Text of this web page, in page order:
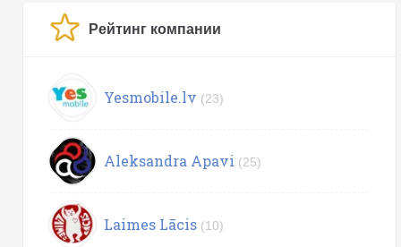
Рейтинг компании
Yesmobile.lv (23)
Aleksandra Apavi (25)
Laimes Lācis (10)